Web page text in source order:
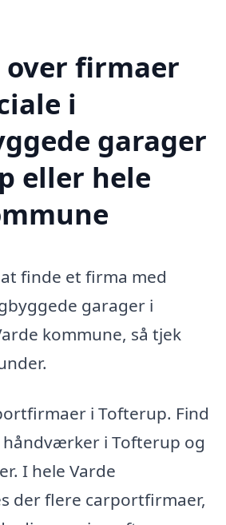
firmaer
i
garager
eller hele
finde et firma med
garager i
kommune, så tjek
i Tofterup. Find
i Tofterup og
I hele Varde
der flere carportfirmaer,